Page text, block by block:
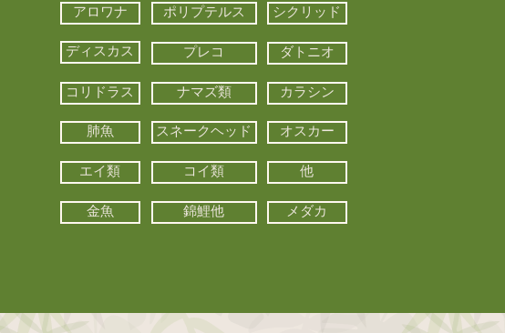
アロワナ ポリプテルス シクリッド
ディスカス プレコ ダトニオ
コリドラス ナマズ類 カラシン
肺魚 スネークヘッド オスカー
エイ類 コイ類 他
金魚 錦鯉他 メダカ